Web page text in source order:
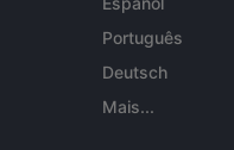
Português
Deutsch
Mais...